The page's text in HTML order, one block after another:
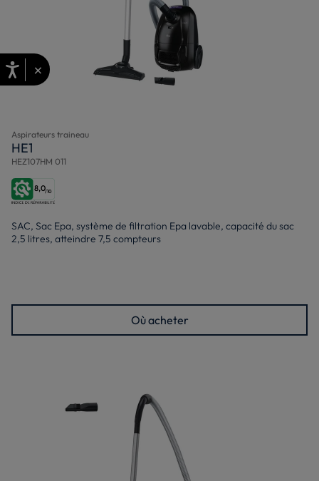
Aspirateurs traineau
HE1
HEZ107HM 011
8,0/10
SAC, Sac Epa, système de filtration Epa lavable, capacité du sac
2,5 litres, atteindre 7,5 compteurs
Où acheter
×